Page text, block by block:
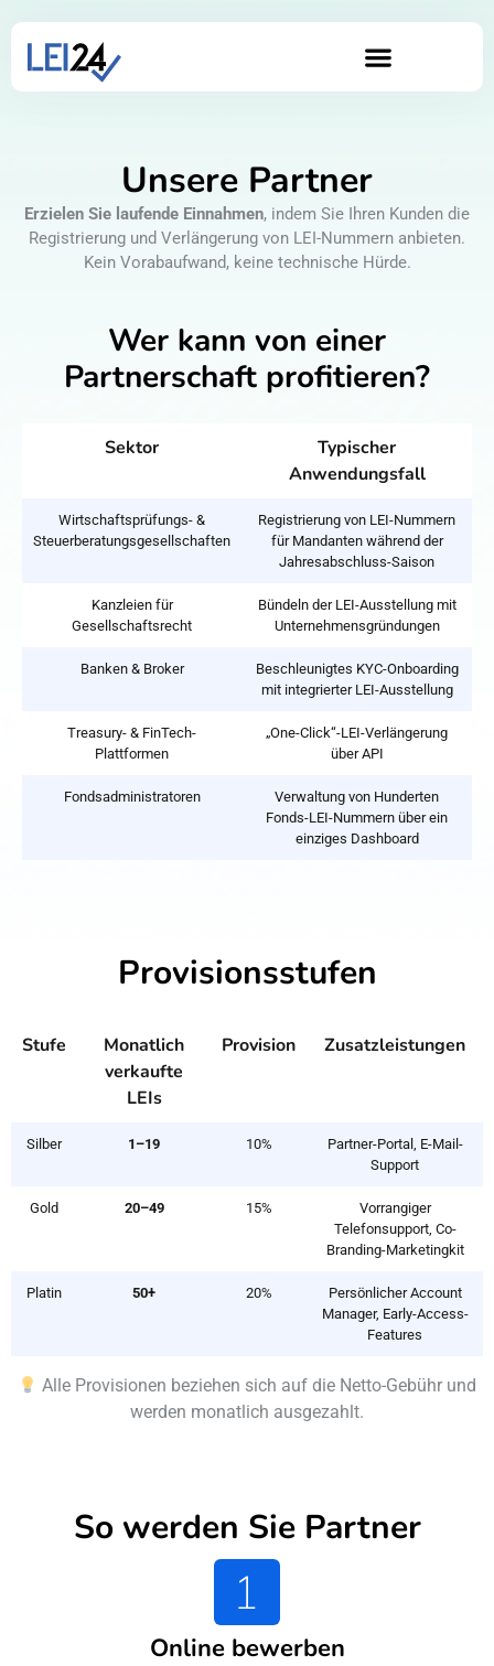
Unsere Partner
Erzielen Sie laufende Einnahmen, indem Sie Ihren Kunden die
Registrierung und Verlängerung von LEI-Nummern anbieten.
Kein Vorabaufwand, keine technische Hürde.
Wer kann von einer
Partnerschaft profitieren?
Sektor
Typischer
Anwendungsfall
Wirtschaftsprüfungs- &
Steuerberatungsgesellschaften
Registrierung von LEI-Nummern
für Mandanten während der
Jahresabschluss-Saison
Kanzleien für
Gesellschaftsrecht
Bündeln der LEI-Ausstellung mit
Unternehmensgründungen
Banken & Broker
Beschleunigtes KYC-Onboarding
mit integrierter LEI-Ausstellung
Treasury- & FinTech-
Plattformen
„One-Click“-LEI-Verlängerung
über API
Fondsadministratoren
Verwaltung von Hunderten
Fonds-LEI-Nummern über ein
einziges Dashboard
Provisionsstufen
Stufe
Monatlich
verkaufte
LEIs
Provision Zusatzleistungen
Silber 1–19 10%
Partner-Portal, E-Mail-
Support
Gold 20–49 15%
Vorrangiger
Telefonsupport, Co-
Branding-Marketingkit
Platin 50+ 20%
Persönlicher Account
Manager, Early-Access-
Features
Alle Provisionen beziehen sich auf die Netto-Gebühr und
werden monatlich ausgezahlt.
So werden Sie Partner
Online bewerben